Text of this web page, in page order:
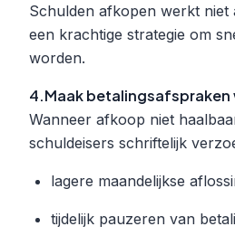
Schulden afkopen werkt niet
een krachtige strategie om
worden.
4.Maak betalingsafspraken
Wanneer afkoop niet
schuldeisers schriftelijk
lagere maandelijkse
tijdelijk pauzeren van